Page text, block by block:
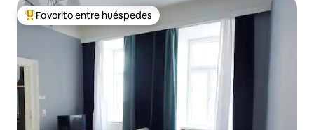
De los mejores en Favorito entre huéspedes
Favorito entre huéspedes